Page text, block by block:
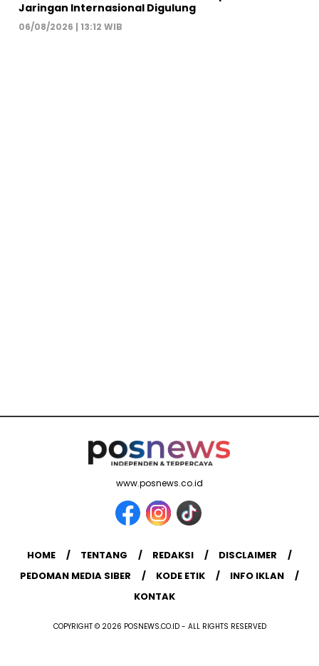
Jaringan Internasional Digulung
06/08/2026 | 13:12 WIB
www.posnews.co.id
HOME TENTANG REDAKSI
DISCLAIMER
PEDOMAN MEDIA SIBER
KODE ETIK
INFO IKLAN
KONTAK
COPYRIGHT © 2026 POSNEWS.CO.ID - ALL RIGHTS RESERVED